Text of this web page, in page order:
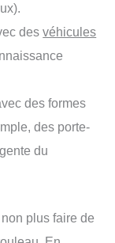
desvéhicules
des formes
des porte-
du
plus faire de